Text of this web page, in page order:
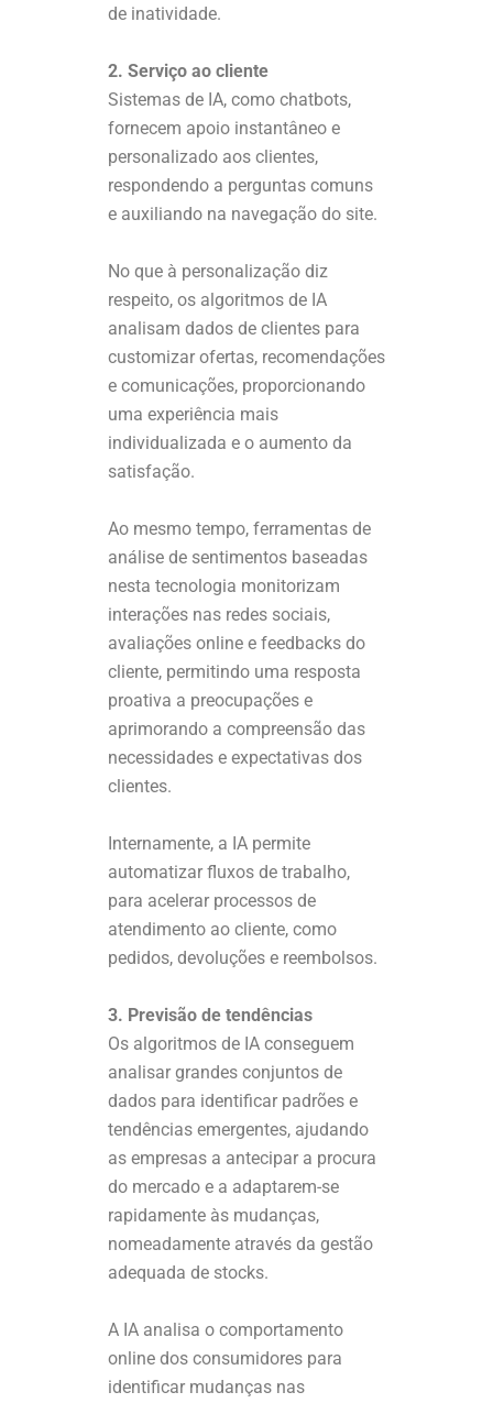
de inatividade.
2. Serviço ao cliente
Sistemas de IA, como chatbots,
fornecem apoio instantâneo e
personalizado aos clientes,
respondendo a perguntas comuns
e auxiliando na navegação do site.
No que à personalização diz
respeito, os algoritmos de IA
analisam dados de clientes para
customizar ofertas, recomendações
e comunicações, proporcionando
uma experiência mais
individualizada e o aumento da
satisfação.
Ao mesmo tempo, ferramentas de
análise de sentimentos baseadas
nesta tecnologia monitorizam
interações nas redes sociais,
avaliações online e feedbacks do
cliente, permitindo uma resposta
proativa a preocupações e
aprimorando a compreensão das
necessidades e expectativas dos
clientes.
Internamente, a IA permite
automatizar fluxos de trabalho,
para acelerar processos de
atendimento ao cliente, como
pedidos, devoluções e reembolsos.
3. Previsão de tendências
Os algoritmos de IA conseguem
analisar grandes conjuntos de
dados para identificar padrões e
tendências emergentes, ajudando
as empresas a antecipar a procura
do mercado e a adaptarem-se
rapidamente às mudanças,
nomeadamente através da gestão
adequada de stocks.
A IA analisa o comportamento
online dos consumidores para
identificar mudanças nas